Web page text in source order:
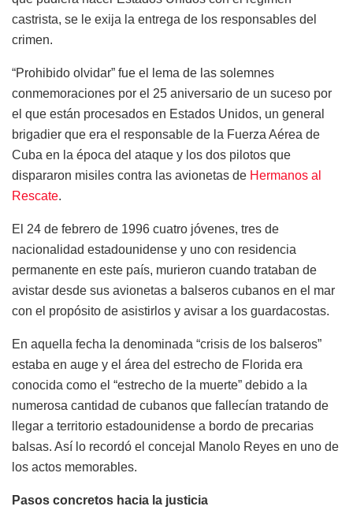
castrista, se le exija la entrega de los responsables del
crimen.
“Prohibido olvidar” fue el lema de las solemnes
conmemoraciones por el 25 aniversario de un suceso por
el que están procesados en Estados Unidos, un general
brigadier que era el responsable de la Fuerza Aérea de
Cuba en la época del ataque y los dos pilotos que
dispararon misiles contra las avionetas de Hermanos al
Rescate.
El 24 de febrero de 1996 cuatro jóvenes, tres de
nacionalidad estadounidense y uno con residencia
permanente en este país, murieron cuando trataban de
avistar desde sus avionetas a balseros cubanos en el mar
con el propósito de asistirlos y avisar a los guardacostas.
En aquella fecha la denominada “crisis de los balseros”
estaba en auge y el área del estrecho de Florida era
conocida como el “estrecho de la muerte” debido a la
numerosa cantidad de cubanos que fallecían tratando de
llegar a territorio estadounidense a bordo de precarias
balsas. Así lo recordó el concejal Manolo Reyes en uno de
los actos memorables.
Pasos concretos hacia la justicia